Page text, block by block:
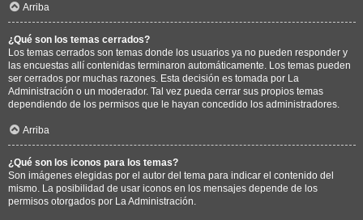
Arriba
¿Qué son los temas cerrados?
Los temas cerrados son temas donde los usuarios ya no pueden responder y
las encuestas allí contenidas terminaron automáticamente. Los temas pueden
ser cerrados por muchas razones. Esta decisión es tomada por La
Administración o un moderador. Tal vez pueda cerrar sus propios temas
dependiendo de los permisos que le hayan concedido los administradores.
Arriba
¿Qué son los iconos para los temas?
Son imágenes elegidas por el autor del tema para indicar el contenido del
mismo. La posibilidad de usar iconos en los mensajes depende de los
permisos otorgados por La Administración.